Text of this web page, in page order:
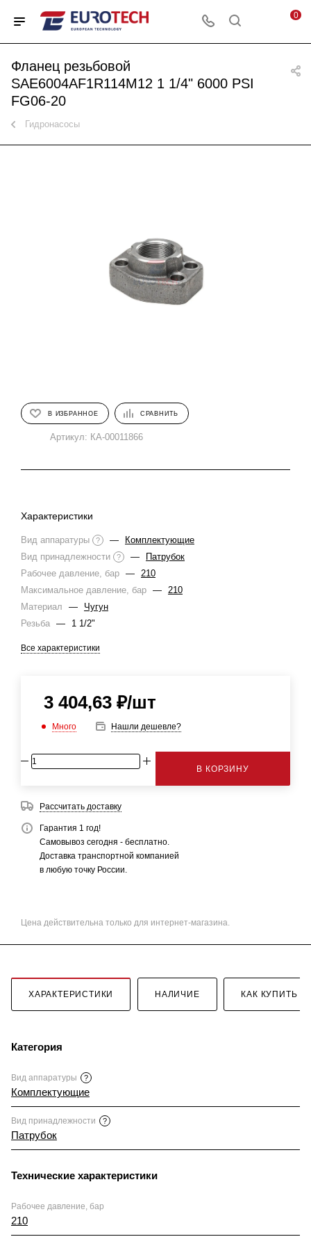
0
Фланец резьбовой
SAE6004AF1R114M12 1 1/4" 6000 PSI
FG06-20
Гидронасосы
В ИЗБРАННОЕ СРАВНИТЬ
Артикул: КА-00011866
Характеристики
Вид аппаратуры ? —
Комплектующие
Вид принадлежности
? —
Патрубок
Рабочее давление, бар — 210
Максимальное давление, бар — 210
Материал
—
Чугун
Резьба — 1 1/2"
Все характеристики
3 404,63 ₽/шт
Много Нашли дешевле?
В КОРЗИНУ
Рассчитать доставку
Гарантия 1 год!
Самовывоз сегодня - бесплатно.
Доставка транспортной компанией
в любую точку России.
Цена действительна только для интернет-магазина.
ХАРАКТЕРИСТИКИ НАЛИЧИЕ КАК КУПИТЬ
Категория
Вид аппаратуры ?
Комплектующие
Вид принадлежности ?
Патрубок
Технические характеристики
Рабочее давление, бар
210